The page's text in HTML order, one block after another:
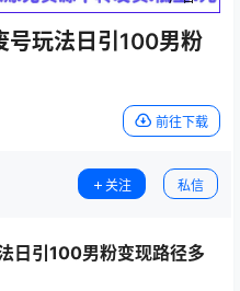
号玩法日引100男粉
前往下载
关注 私信
日引100男粉变现路径多